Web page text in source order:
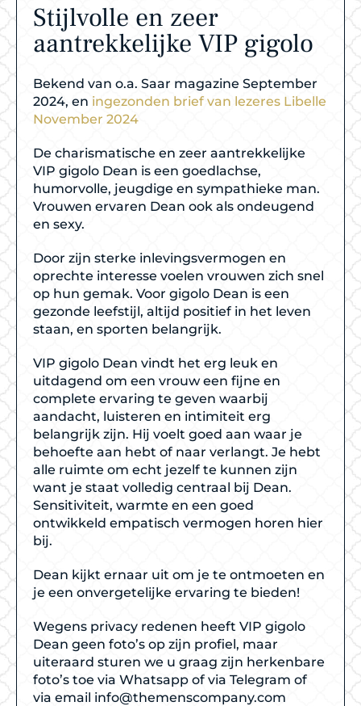
Stijlvolle en zeer
aantrekkelijke VIP gigolo
Bekend van o.a. Saar magazine September
2024, en ingezonden brief van lezeres Libelle
November 2024
De charismatische en zeer aantrekkelijke
VIP gigolo Dean is een goedlachse,
humorvolle, jeugdige en sympathieke man.
Vrouwen ervaren Dean ook als ondeugend
en sexy.
Door zijn sterke inlevingsvermogen en
oprechte interesse voelen vrouwen zich snel
op hun gemak. Voor gigolo Dean is een
gezonde leefstijl, altijd positief in het leven
staan, en sporten belangrijk.
VIP gigolo Dean vindt het erg leuk en
uitdagend om een vrouw een fijne en
complete ervaring te geven waarbij
aandacht, luisteren en intimiteit erg
belangrijk zijn. Hij voelt goed aan waar je
behoefte aan hebt of naar verlangt. Je hebt
alle ruimte om echt jezelf te kunnen zijn
want je staat volledig centraal bij Dean.
Sensitiviteit, warmte en een goed
ontwikkeld empatisch vermogen horen hier
bij.
Dean kijkt ernaar uit om je te ontmoeten en
je een onvergetelijke ervaring te bieden!
Wegens privacy redenen heeft VIP gigolo
Dean geen foto’s op zijn profiel, maar
uiteraard sturen we u graag zijn herkenbare
foto’s toe via Whatsapp of via Telegram of
via email info@themenscompany.com